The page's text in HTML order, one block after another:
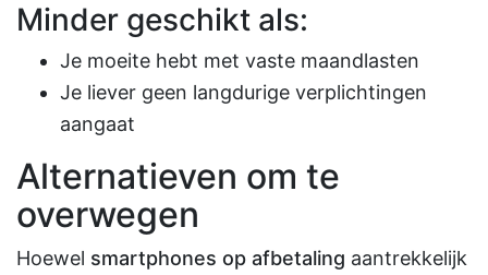
Minder geschikt als:
Je moeite hebt met vaste maandlasten
Je liever geen langdurige verplichtingen
aangaat
Alternatieven om te
overwegen
Hoewel smartphones op afbetaling aantrekkelijk